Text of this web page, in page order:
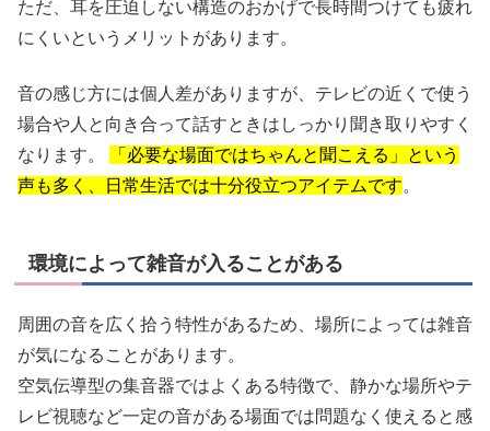
ただ、耳を圧迫しない構造のおかげで長時間つけても疲れ
にくいというメリットがあります。
音の感じ方には個人差がありますが、テレビの近くで使う
場合や人と向き合って話すときはしっかり聞き取りやすく
なります。
「必要な場面ではちゃんと聞こえる」という
声も多く、日常生活では十分役立つアイテムです。
環境によって雑音が入ることがある
周囲の音を広く拾う特性があるため、場所によっては雑音
が気になることがあります。
空気伝導型の集音器ではよくある特徴で、静かな場所やテ
レビ視聴など一定の音がある場面では問題なく使えると感